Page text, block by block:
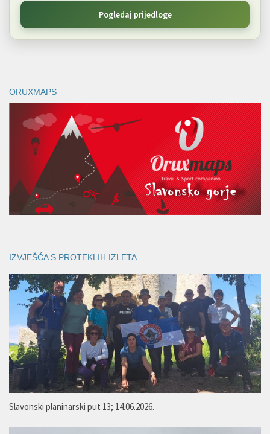
Pogledaj prijedloge
ORUXMAPS
IZVJEŠĆA S PROTEKLIH IZLETA
Slavonski planinarski put 13; 14.06.2026.